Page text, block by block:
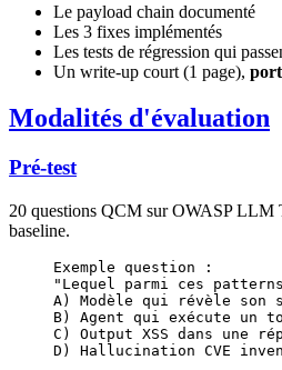
Le payload chain documenté
Les 3 fixes implémentés
Les tests de régression qui
Un write-up court (1 page),
Modalités d'évaluation
Pré-test
20 questions QCM sur OWASP LLM
baseline.
Exemple question :
"Lequel parmi ces
A) Modèle qui révèle son
B) Agent qui exécute un
C) Output XSS dans une
D) Hallucination CVE